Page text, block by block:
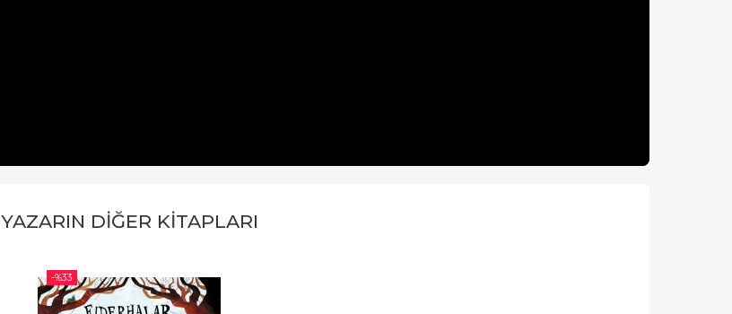
YAZARIN DIĞER KITAPLARI
-%33